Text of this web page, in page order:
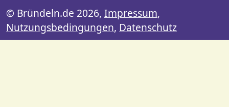
© Bründeln.de 2026, Impressum,
Nutzungsbedingungen, Datenschutz